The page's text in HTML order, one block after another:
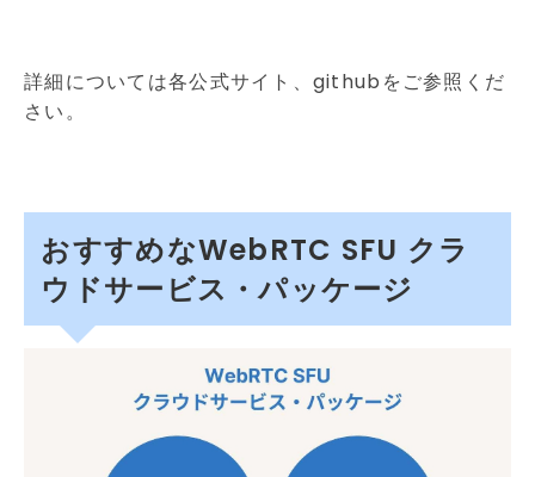
詳細については各公式サイト、githubをご参照くだ
さい。
おすすめなWebRTC SFU クラ
ウドサービス・パッケージ